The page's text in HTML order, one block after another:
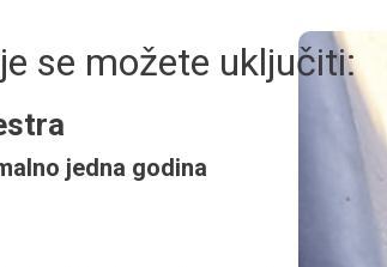
se možete uključiti:
jedna godina